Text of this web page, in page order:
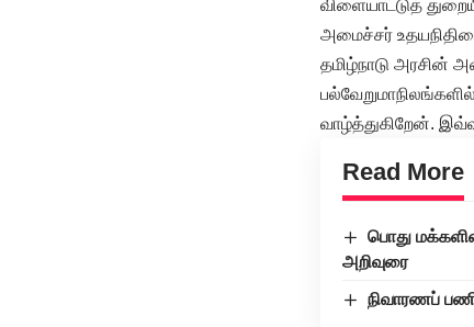
விளையாட்டுத்
அமைச்சர்
தமிழ்நாடு அரசின்
வாழ்த்துகிறேன்.
Read More
பொது
அறிவுரை
நிவாரணப்